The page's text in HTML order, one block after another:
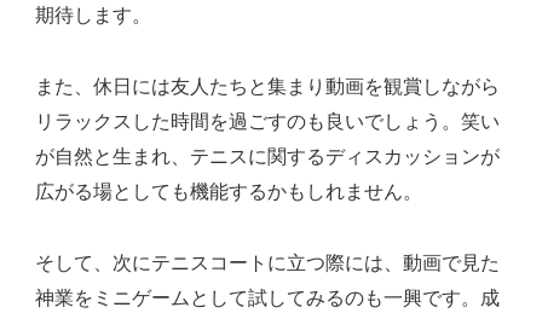
期待します。
また、休日には友人たちと集まり動画を観賞しながら
リラックスした時間を過ごすのも良いでしょう。笑い
が自然と生まれ、テニスに関するディスカッションが
広がる場としても機能するかもしれません。
そして、次にテニスコートに立つ際には、動画で見た
神業をミニゲームとして試してみるのも一興です。成